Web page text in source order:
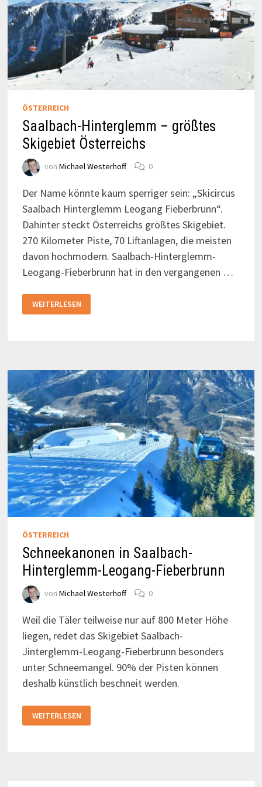
ÖSTERREICH
Saalbach-Hinterglemm – größtes
Skigebiet Österreichs
von Michael Westerhoff 0
Der Name könnte kaum sperriger sein: „Skicircus
Saalbach Hinterglemm Leogang Fieberbrunn“.
Dahinter steckt Österreichs größtes Skigebiet.
270 Kilometer Piste, 70 Liftanlagen, die meisten
davon hochmodern. Saalbach-Hinterglemm-
Leogang-Fieberbrunn hat in den vergangenen …
HINTERGLEMM
–
WEITERLESEN
ÖSTERREICH
Schneekanonen in Saalbach-
Hinterglemm-Leogang-Fieberbrunn
von Michael Westerhoff 0
Weil die Täler teilweise nur auf 800 Meter Höhe
liegen, redet das Skigebiet Saalbach-
Jinterglemm-Leogang-Fieberbrunn besonders
unter Schneemangel. 90% der Pisten können
deshalb künstlich beschneit werden.
SCHNEEKANONEN
IN
SAALBACH-
WEITERLESEN